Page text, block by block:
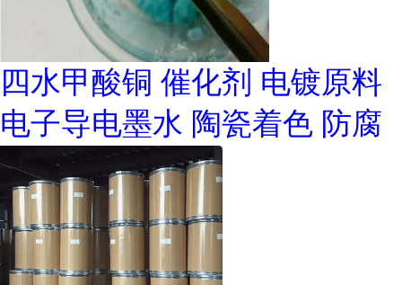
四水甲酸铜 催化剂 电镀原料
电子导电墨水 陶瓷着色 防腐